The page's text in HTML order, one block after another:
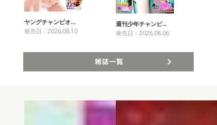
ヤングチャンピオ…
発売日：2026.08.10
週刊少年チャンピ…
発売日：2026.08.06